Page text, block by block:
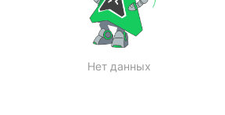
Нет данных